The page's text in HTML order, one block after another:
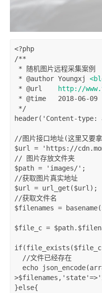
<?php
/**
* 随机图片远程采集案例
* @author Youngxj
* @url
http://
* @time
   2018-06-09
*/
header( 'Content-
//图片接口地址(这里又要
$url
= 'https://
// 图片存放文件夹
$path = 'images/' ;
//获取图片真实地址
$url
= url_get ($url );
//获取文件名
$filenames = basename(
$file_c = $path.
if(file_exists ($file_c
//文件已经存在
echo
json_encode(
>$filenames , 'state'=>
}else{